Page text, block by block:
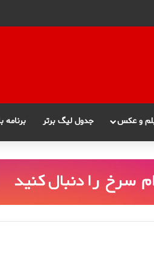
و عکس جدول لیگ برتر برنامه